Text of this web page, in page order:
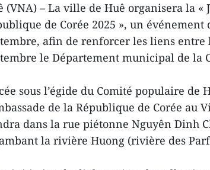
(VNA) – La ville de Huê organisera la
de Corée 2025 », un événement
afin de renforcer les liens entre
le Département municipal de la
sous l’égide du Comité populaire de
de la République de Corée au
dans la rue piétonne Nguyên Dinh
la rivière Huong (rivière des